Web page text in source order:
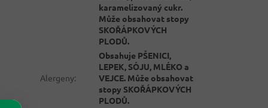
karamelizovaný cukr.
Může obsahovat stopy
SKOŘÁPKOVÝCH
PLODŮ.
Alergeny:
Obsahuje PŠENICI,
LEPEK, SÓJU, MLÉKO a
VEJCE. Může obsahovat
stopy SKOŘÁPKOVÝCH
PLODŮ.